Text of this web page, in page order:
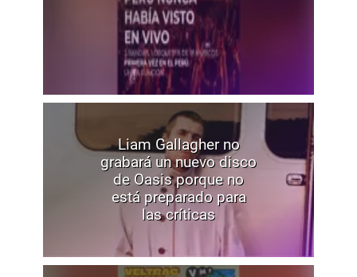
Liam Gallagher no
grabará un nuevo disco
de Oasis porque no
está preparado para
las críticas